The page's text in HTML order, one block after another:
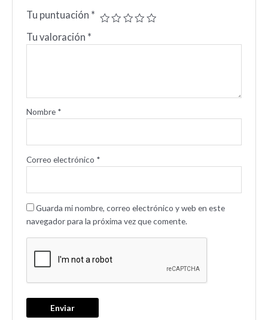
Tu puntuación *
Tu valoración *
Nombre *
Correo electrónico *
Guarda mi nombre, correo electrónico y web en este
navegador para la próxima vez que comente.